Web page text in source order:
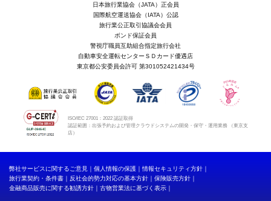
日本旅行業協会（JATA）正会員
国際航空運送協会（IATA）公認
旅行業公正取引協議会会員
ボンド保証会員
警視庁職員互助組合指定旅行会社
自動車安全運転センターＳＤカード優遇店
東京都公安委員会許可 第301052421434号
ISO/IEC 27001：2022 認証取得
認証範囲：出張予約および管理クラウドシステムの開発・保守・運用業務 （東京支
店）
弊社サービスに関するご意見 個人情報の保護
情報セキュリティ方針
旅行業契約・条件書
反社会的勢力対応の基本方針
保険販売方針
金融商品販売に関する勧誘方針
古物営業法に基づく表示